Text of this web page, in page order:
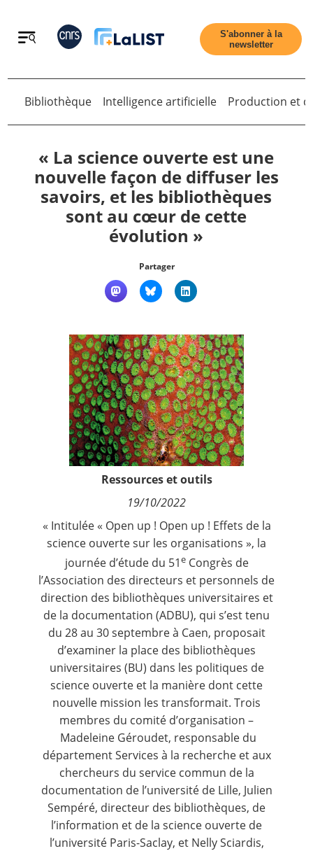
Retour
Accueil
Qui sommes nous ?
Nous suivre
S'abonner à la
newsletter
Bibliothèque Intelligence artificielle Production et
« La science ouverte est une
nouvelle façon de diffuser les
savoirs, et les bibliothèques
sont au cœur de cette
évolution »
Partager
Ressources et outils
19/10/2022
« Intitulée « Open up ! Open up ! Effets de la
science ouverte sur les organisations », la
journée d’étude du 51eCongrès de
l’Association des directeurs et personnels de
direction des bibliothèques universitaires et
de la documentation (ADBU), qui s’est tenu
du 28 au 30 septembre à Caen, proposait
d’examiner la place des bibliothèques
universitaires (BU) dans les politiques de
science ouverte et la manière dont cette
nouvelle mission les transformait. Trois
membres du comité d’organisation –
Madeleine Géroudet, responsable du
département Services à la recherche et aux
chercheurs du service commun de la
documentation de l’université de Lille, Julien
Sempéré, directeur des bibliothèques, de
l’information et de la science ouverte de
l’université Paris-Saclay, et Nelly Sciardis,